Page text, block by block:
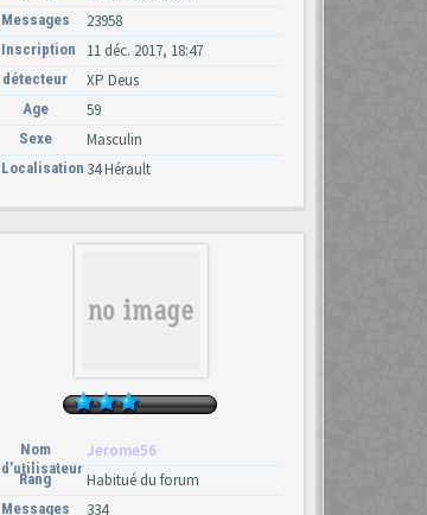
Messages 23958
Inscription 11 déc. 2017, 18:47
détecteur XP Deus
Age 59
Sexe Masculin
Localisation 34 Hérault
Nom
d’utilisateur
Jerome56
Rang Habitué du forum
Messages 334